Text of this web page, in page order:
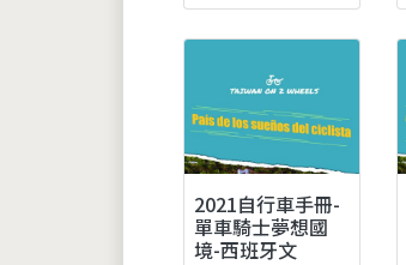
2021自行車手冊-
單車騎士夢想國
境-西班牙文